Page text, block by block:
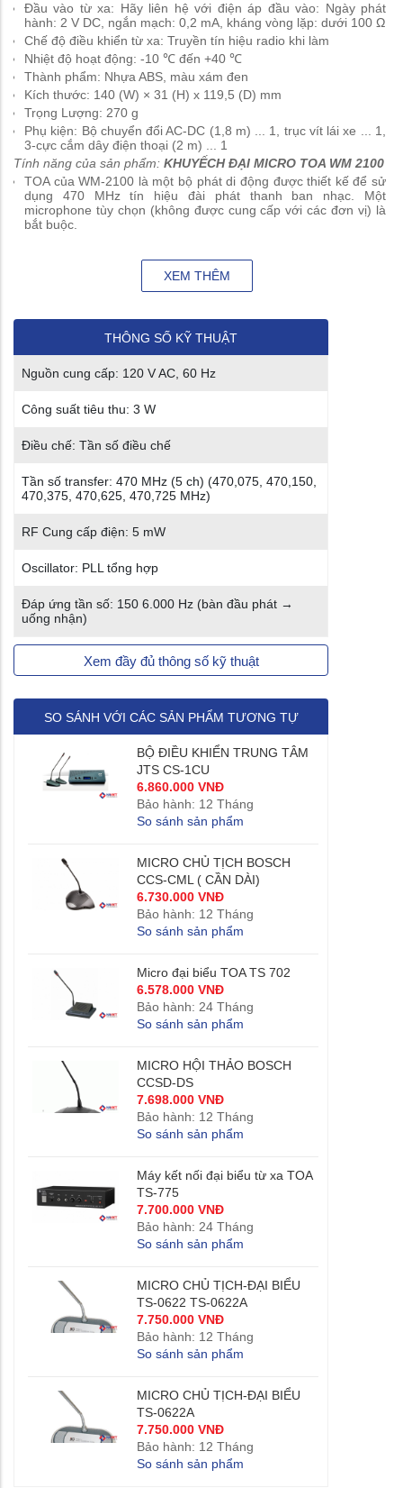
Đầu vào từ xa: Hãy liên hệ với điện áp đầu vào: Ngày phát
hành: 2 V DC, ngắn mạch: 0,2 mA, kháng vòng lặp: dưới 100 Ω
Chế độ điều khiển từ xa: Truyền tín hiệu radio khi làm
Nhiệt độ hoạt động: -10 ℃ đến +40 ℃
Thành phẩm: Nhựa ABS, màu xám đen
Kích thước: 140 (W) × 31 (H) x 119,5 (D) mm
Trọng Lượng: 270 g
Phụ kiện: Bộ chuyển đổi AC-DC (1,8 m) ... 1, trục vít lái xe ... 1,
3-cực cắm dây điện thoại (2 m) ... 1
Tính năng của sản phẩm: KHUYẾCH ĐẠI MICRO TOA WM 2100
TOA của WM-2100 là một bộ phát di động được thiết kế để sử
dụng 470 MHz tín hiệu đài phát thanh ban nhạc. Một
microphone tùy chọn (không được cung cấp với các đơn vị) là
bắt buộc.
XEM THÊM
THÔNG SỐ KỸ THUẬT
Nguồn cung cấp: 120 V AC, 60 Hz
Công suất tiêu thu: 3 W
Điều chế: Tần số điều chế
Tần số transfer: 470 MHz (5 ch) (470,075, 470,150,
470,375, 470,625, 470,725 MHz)
RF Cung cấp điện: 5 mW
Oscillator: PLL tổng hợp
Đáp ứng tần số: 150 6.000 Hz (bàn đầu phát →
uống nhận)
Xem đầy đủ thông số kỹ thuật
SO SÁNH VỚI CÁC SẢN PHẨM TƯƠNG TỰ
BỘ ĐIỀU KHIỂN TRUNG TÂM
JTS CS-1CU
6.860.000 VNĐ
Bảo hành: 12 Tháng
So sánh sản phẩm
MICRO CHỦ TỊCH BOSCH
CCS-CML ( CẦN DÀI)
6.730.000 VNĐ
Bảo hành: 12 Tháng
So sánh sản phẩm
Micro đại biểu TOA TS 702
6.578.000 VNĐ
Bảo hành: 24 Tháng
So sánh sản phẩm
MICRO HỘI THẢO BOSCH
CCSD-DS
7.698.000 VNĐ
Bảo hành: 12 Tháng
So sánh sản phẩm
Máy kết nối đại biểu từ xa TOA
TS-775
7.700.000 VNĐ
Bảo hành: 24 Tháng
So sánh sản phẩm
MICRO CHỦ TỊCH-ĐẠI BIỂU
TS-0622 TS-0622A
7.750.000 VNĐ
Bảo hành: 12 Tháng
So sánh sản phẩm
MICRO CHỦ TỊCH-ĐẠI BIỂU
TS-0622A
7.750.000 VNĐ
Bảo hành: 12 Tháng
So sánh sản phẩm